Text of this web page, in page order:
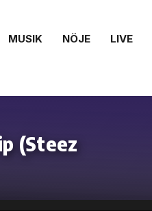
MUSIK NÖJE LIVE
(Steez